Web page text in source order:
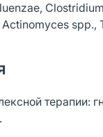
spp.,
терапии: